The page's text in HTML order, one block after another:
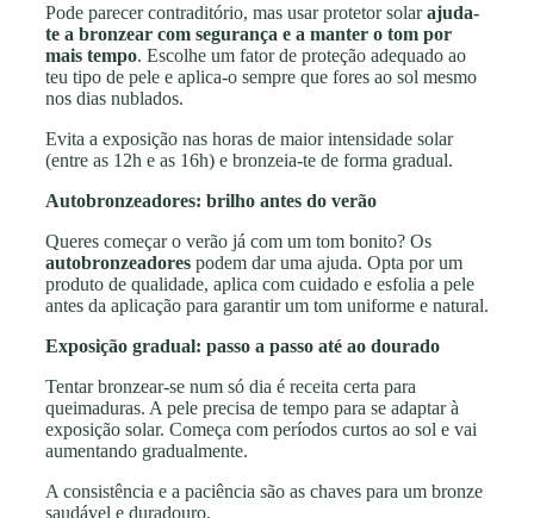
Pode parecer contraditório, mas usar protetor solarajuda-
te a bronzear com segurança e a manter o tom por
mais tempo. Escolhe um fator de proteção adequado ao
teu tipo de pele e aplica-o sempre que fores ao sol mesmo
nos dias nublados.
Evita a exposição nas horas de maior intensidade solar
(entre as 12h e as 16h) e bronzeia-te de forma gradual.
Autobronzeadores: brilho antes do verão
Queres começar o verão já com um tom bonito? Os
autobronzeadores podem dar uma ajuda. Opta por um
produto de qualidade, aplica com cuidado e esfolia a pele
antes da aplicação para garantir um tom uniforme e natural.
Exposição gradual: passo a passo até ao dourado
Tentar bronzear-se num só dia é receita certa para
queimaduras. A pele precisa de tempo para se adaptar à
exposição solar. Começa com períodos curtos ao sol e vai
aumentando gradualmente.
A consistência e a paciência são as chaves para um bronze
saudável e duradouro.